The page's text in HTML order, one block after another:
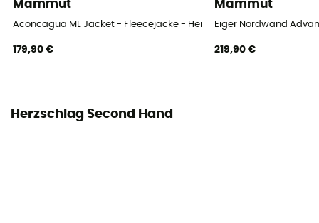
Mammut
Aconcagua ML Jacket - Fleecejacke - Herren
179,90 €
Mammut
Eiger Nordwand
219,90 €
Herzschlag Second Hand